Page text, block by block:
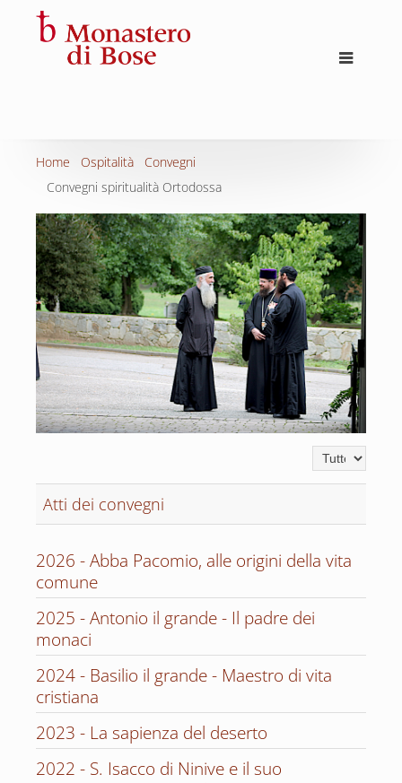
Home Ospitalità
Convegni
Convegni spiritualità Ortodossa
Visualizza n.
Atti dei convegni
2026 - Abba Pacomio, alle origini della vita
comune
2025 - Antonio il grande - Il padre dei
monaci
2024 - Basilio il grande - Maestro di vita
cristiana
2023 - La sapienza del deserto
2022 - S. Isacco di Ninive e il suo